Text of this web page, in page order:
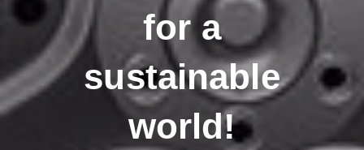
for a
sustainable
world!